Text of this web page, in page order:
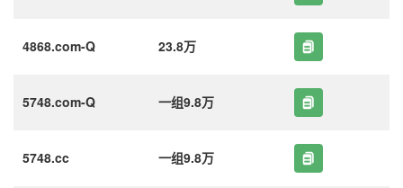
4868.com-Q 23.8万
5748.com-Q 一组9.8万
5748.cc 一组9.8万